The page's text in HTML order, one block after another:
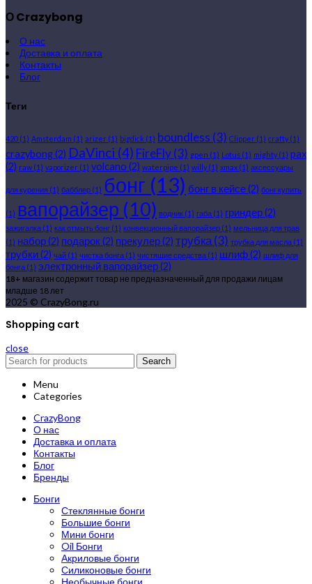
О Crazybong
О нас
Доставка и оплата
Контакты
Блог
Теги
420 (1) Amsterdam (1) arizer (1) bigdick (1) boundless (3) Clipper (1) crafty(1)
crazybong(2) DaVinci (4) FireFly(3) gpen (1) Lotus (1) mighty(1) pax
(2) raw (1) vaporizer (1) volcano (2) waterpipe (1) willy(1) xmax (1) аксессуары
для курения (1) бабблер (1) бонг (13) бонг в кейсе(2) бонг купить
(1) вапорайзер (10) водник (1) габа (1) гриндер(2)
зажигалка (1) как отмыть бонг (1) конвекционный вапорайзер (1) мельница для трав
(1) набор(2) подарок(2) прекулер(2) трубка(3) трубка для масла (1)
трубки(2) чай (1) чистка бонга (1) чистящие средства (1) шлиф(2) шлиф для
бонга (1) электронный вапорайзер(2)
18+ магазин содержит товар не предназначенный для продажи лицам
младше 18 лет
2025 © CrazyBong.ru
Shopping cart
close
Search
Menu
Categories
CrazyBong
О нас
Доставка и оплата
Контакты
Блог
Бренды
Бонги
Стеклянные бонги
Большие бонги
Мини бонги
Oil Бонги
Акриловые бонги
Силиконовые бонги
Необычные бонги